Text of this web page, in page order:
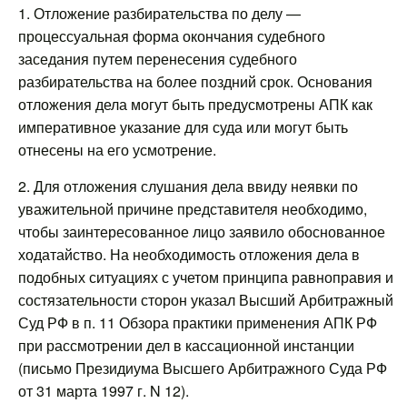
1. Отложение разбирательства по делу —
процессуальная форма окончания судебного
заседания путем перенесения судебного
разбирательства на более поздний срок. Основания
отложения дела могут быть предусмотрены АПК как
императивное указание для суда или могут быть
отнесены на его усмотрение.
2. Для отложения слушания дела ввиду неявки по
уважительной причине представителя необходимо,
чтобы заинтересованное лицо заявило обоснованное
ходатайство. На необходимость отложения дела в
подобных ситуациях с учетом принципа равноправия и
состязательности сторон указал Высший Арбитражный
Суд РФ в п. 11 Обзора практики применения АПК РФ
при рассмотрении дел в кассационной инстанции
(письмо Президиума Высшего Арбитражного Суда РФ
от 31 марта 1997 г. N 12).